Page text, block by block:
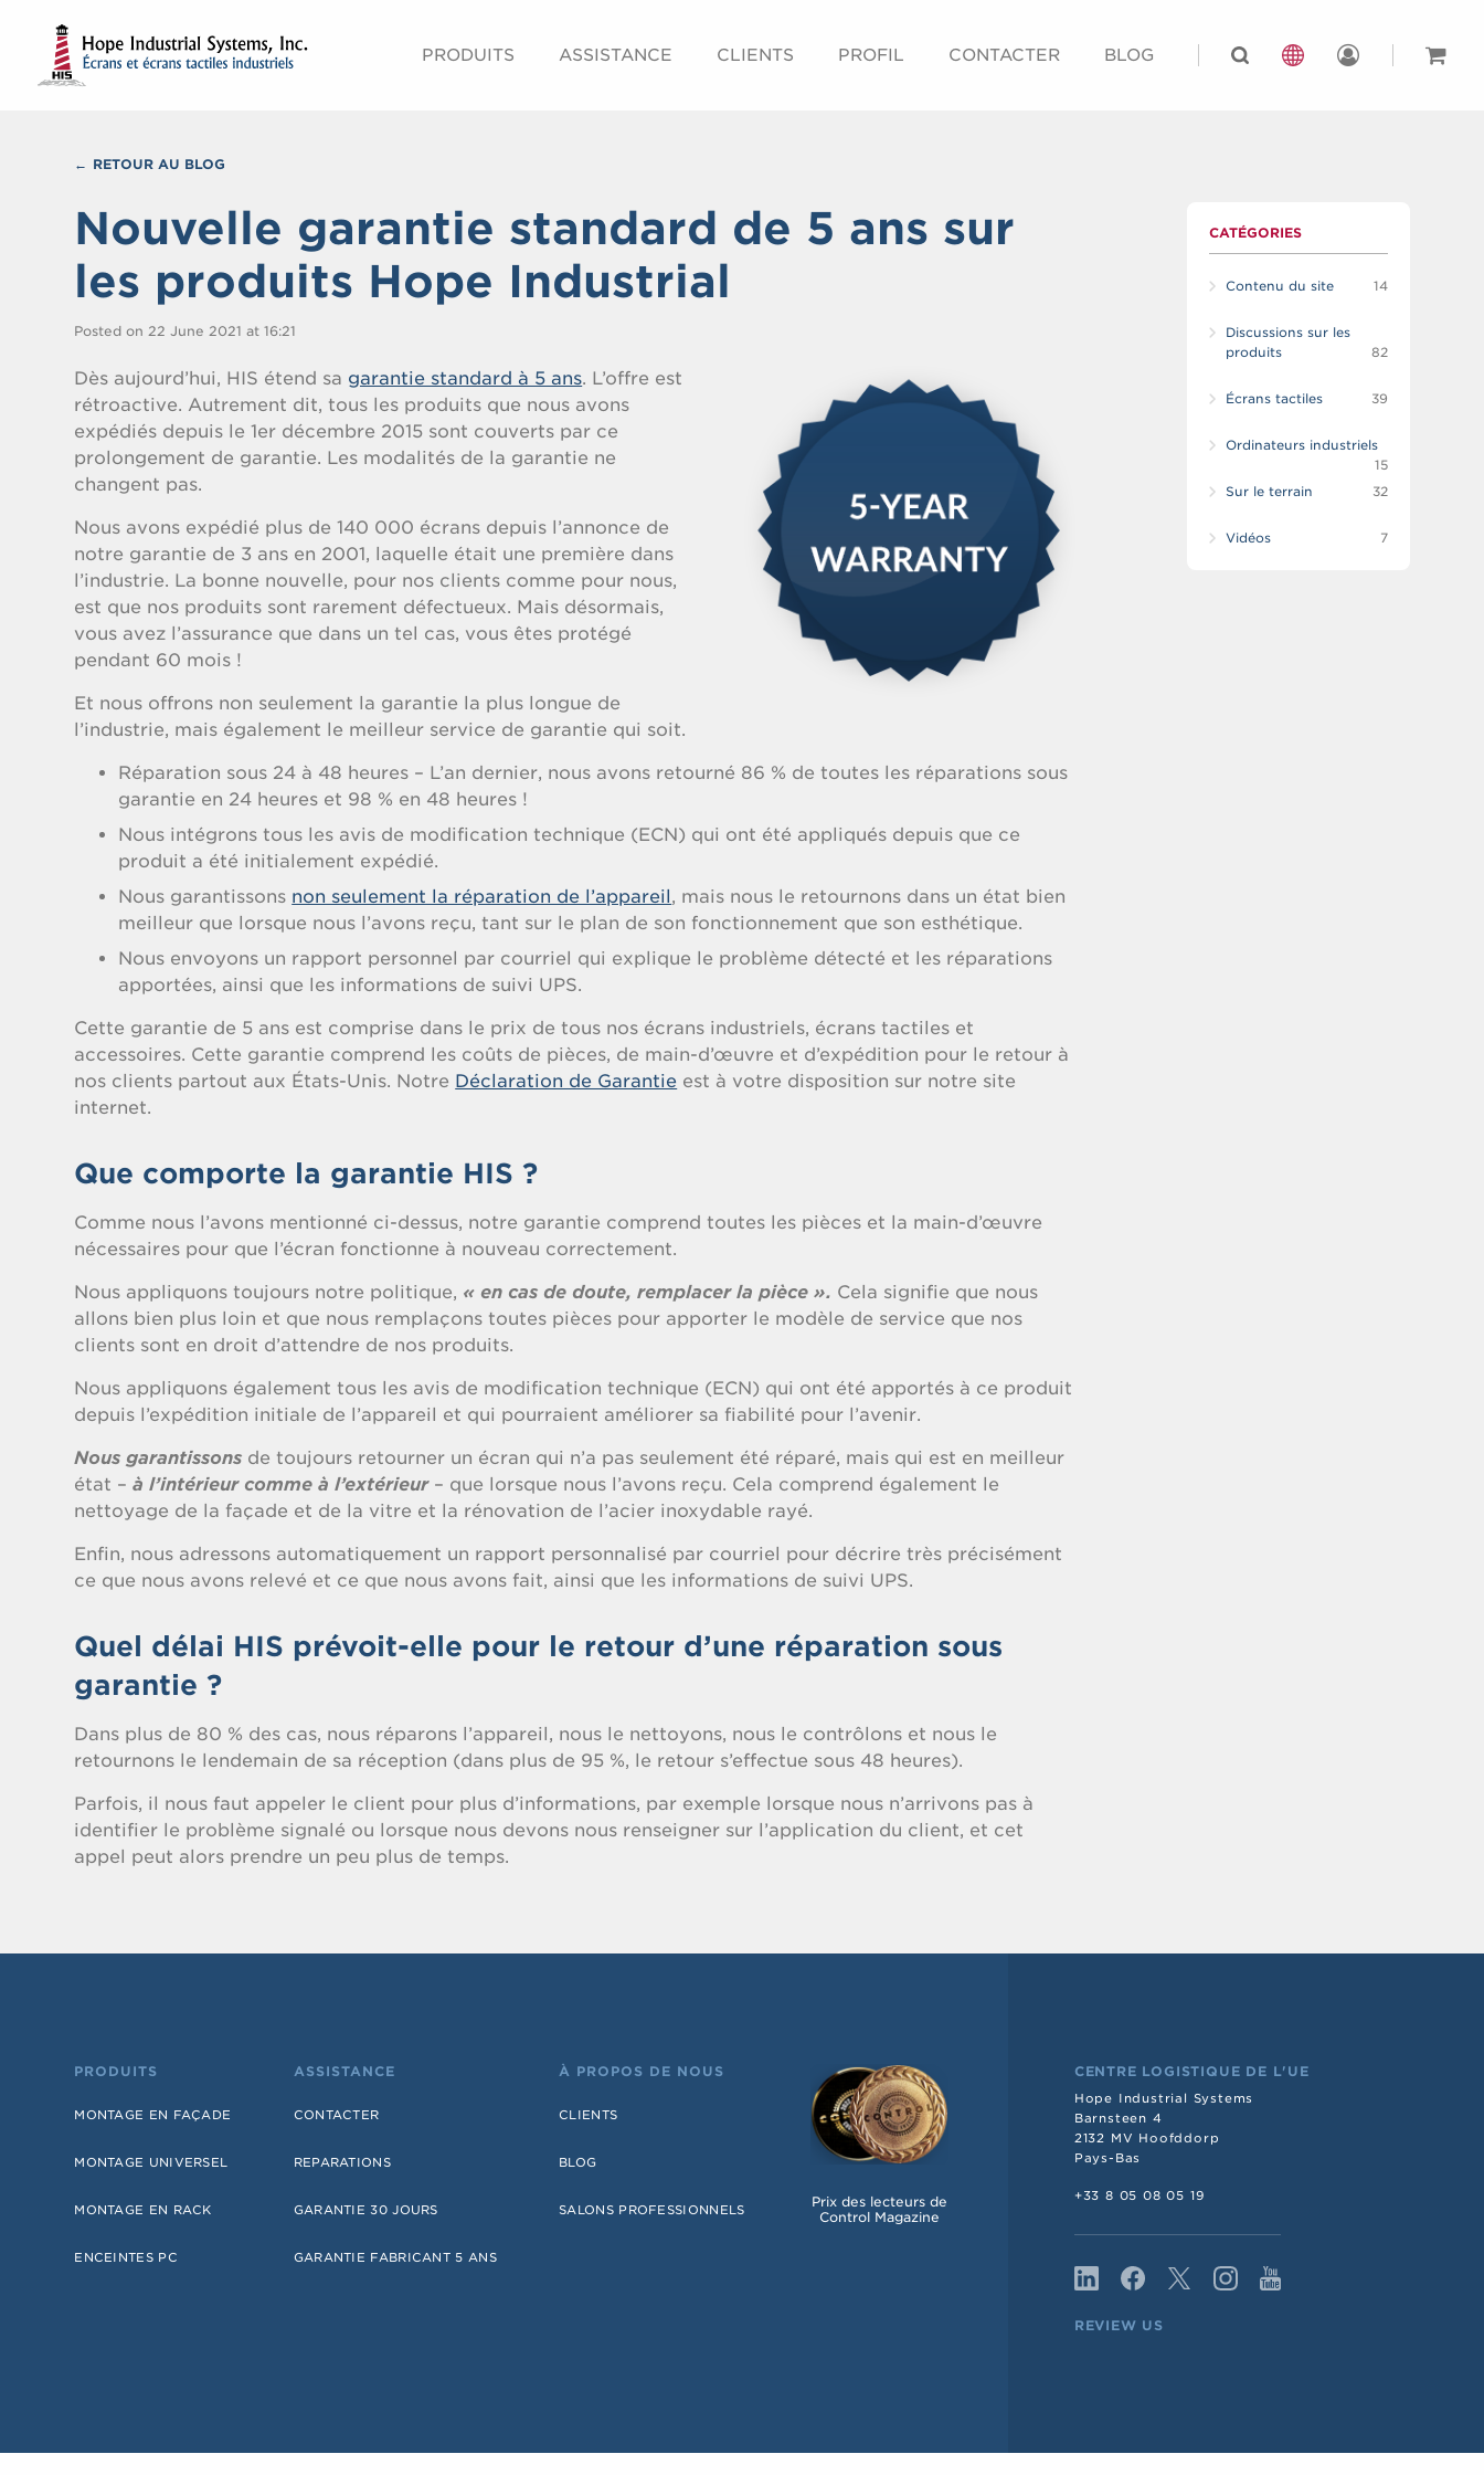
PRODUITS ASSISTANCE CLIENTS PROFIL CONTACTER BLOG
RETOUR AU BLOG
Nouvelle garantie standard de 5 ans sur
les produits Hope Industrial
Posted on 22 June 2021 at 16:21
Dès aujourd’hui, HIS étend sa garantie standard à 5 ans. L’offre est
rétroactive. Autrement dit, tous les produits que nous avons
expédiés depuis le 1er décembre 2015 sont couverts par ce
prolongement de garantie. Les modalités de la garantie ne
changent pas.
Nous avons expédié plus de 140 000 écrans depuis l’annonce de
notre garantie de 3 ans en 2001, laquelle était une première dans
l’industrie. La bonne nouvelle, pour nos clients comme pour nous,
est que nos produits sont rarement défectueux. Mais désormais,
vous avez l’assurance que dans un tel cas, vous êtes protégé
pendant 60 mois !
Et nous offrons non seulement la garantie la plus longue de
l’industrie, mais également le meilleur service de garantie qui soit.
Réparation sous 24 à 48 heures – L’an dernier, nous avons retourné 86 % de toutes les réparations sous
garantie en 24 heures et 98 % en 48 heures !
Nous intégrons tous les avis de modification technique (ECN) qui ont été appliqués depuis que ce
produit a été initialement expédié.
Nous garantissons non seulement la réparation de l’appareil, mais nous le retournons dans un état bien
meilleur que lorsque nous l’avons reçu, tant sur le plan de son fonctionnement que son esthétique.
Nous envoyons un rapport personnel par courriel qui explique le problème détecté et les réparations
apportées, ainsi que les informations de suivi UPS.
Cette garantie de 5 ans est comprise dans le prix de tous nos écrans industriels, écrans tactiles et
accessoires. Cette garantie comprend les coûts de pièces, de main-d’œuvre et d’expédition pour le retour à
nos clients partout aux États-Unis. Notre Déclaration de Garantie est à votre disposition sur notre site
internet.
Que comporte la garantie HIS ?
Comme nous l’avons mentionné ci-dessus, notre garantie comprend toutes les pièces et la main-d’œuvre
nécessaires pour que l’écran fonctionne à nouveau correctement.
Nous appliquons toujours notre politique, « en cas de doute, remplacer la pièce ». Cela signifie que nous
allons bien plus loin et que nous remplaçons toutes pièces pour apporter le modèle de service que nos
clients sont en droit d’attendre de nos produits.
Nous appliquons également tous les avis de modification technique (ECN) qui ont été apportés à ce produit
depuis l’expédition initiale de l’appareil et qui pourraient améliorer sa fiabilité pour l’avenir.
Nous garantissons de toujours retourner un écran qui n’a pas seulement été réparé, mais qui est en meilleur
état –à l’intérieur comme à l’extérieur– que lorsque nous l’avons reçu. Cela comprend également le
nettoyage de la façade et de la vitre et la rénovation de l’acier inoxydable rayé.
Enfin, nous adressons automatiquement un rapport personnalisé par courriel pour décrire très précisément
ce que nous avons relevé et ce que nous avons fait, ainsi que les informations de suivi UPS.
Quel délai HIS prévoit-elle pour le retour d’une réparation sous
garantie ?
Dans plus de 80 % des cas, nous réparons l’appareil, nous le nettoyons, nous le contrôlons et nous le
retournons le lendemain de sa réception (dans plus de 95 %, le retour s’effectue sous 48 heures).
Parfois, il nous faut appeler le client pour plus d’informations, par exemple lorsque nous n’arrivons pas à
identifier le problème signalé ou lorsque nous devons nous renseigner sur l’application du client, et cet
appel peut alors prendre un peu plus de temps.
CATÉGORIES
Contenu du site 14
Discussions sur les
produits
82
Écrans tactiles 39
Ordinateurs industriels
15
Sur le terrain
32
Vidéos 7
PRODUITS
MONTAGE EN FAÇADE
MONTAGE UNIVERSEL
MONTAGE EN RACK
ENCEINTES PC
ASSISTANCE
CONTACTER
REPARATIONS
GARANTIE 30 JOURS
GARANTIE FABRICANT 5 ANS
À PROPOS DE NOUS
CLIENTS
BLOG
SALONS PROFESSIONNELS
Prix des lecteurs de
Control Magazine
CENTRE LOGISTIQUE DE L'UE
Hope Industrial Systems
Barnsteen 4
2132 MV Hoofddorp
Pays-Bas
+33 8 05 08 05 19
REVIEW US